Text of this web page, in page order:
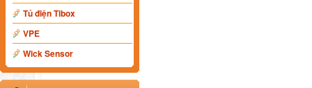
Tủ điện Tibox
VPE
Wick Sensor